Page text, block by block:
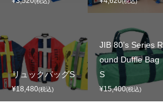
リュックバッグS
¥18,480(税込)
JIB 80’s Series R
ound Duffle Bag
S
¥15,400(税込)